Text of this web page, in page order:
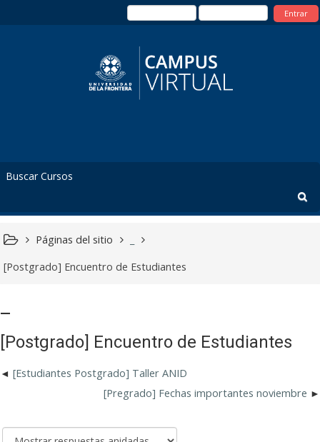
Entrar
Páginas del sitio
[Postgrado] Encuentro de Estudiantes
[Postgrado] Encuentro de Estudiantes
[Estudiantes Postgrado] Taller ANID
[Pregrado] Fechas importantes noviembre